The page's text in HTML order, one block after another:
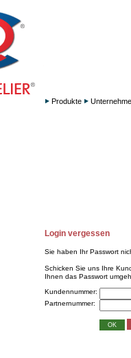
Produkte
Login vergessen
Sie haben Ihr Passwort
Schicken Sie uns Ihre
Ihnen das Passwort
Kundennummer:
Partnernummer: